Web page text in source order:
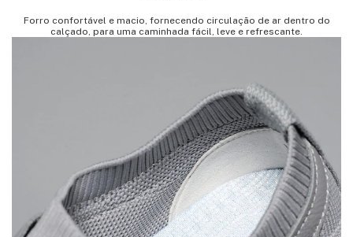
Forro confortável e macio, fornecendo circulação de ar dentro do
calçado, para uma caminhada fácil, leve e refrescante.